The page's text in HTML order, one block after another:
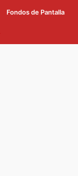
Fondos de Pantalla